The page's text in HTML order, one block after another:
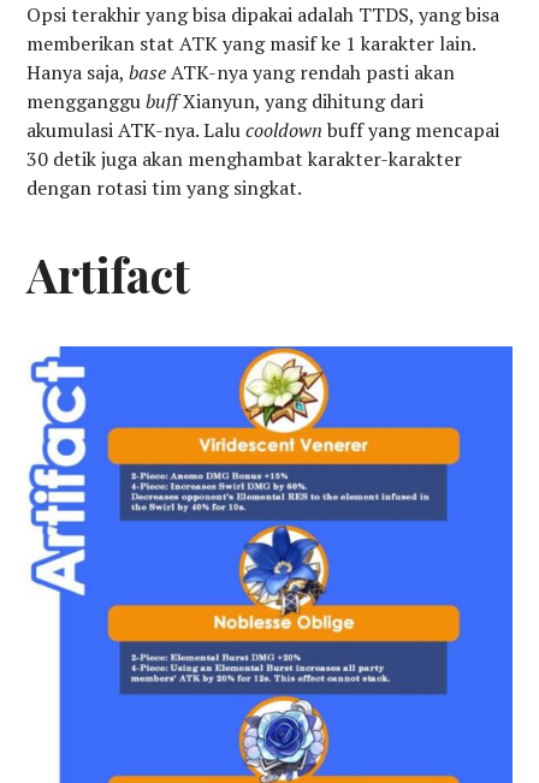
Opsi terakhir yang bisa dipakai adalah TTDS, yang bisa
memberikan stat ATK yang masif ke 1 karakter lain.
Hanya saja,baseATK-nya yang rendah pasti akan
mengganggubuffXianyun, yang dihitung dari
akumulasi ATK-nya. Lalucooldownbuff yang mencapai
30 detik juga akan menghambat karakter-karakter
dengan rotasi tim yang singkat.
Artifact